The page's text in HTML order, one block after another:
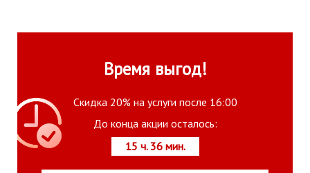
Время выгод!
Скидка 20% на услуги после 16:00
До конца акции осталось:
15 ч. 36 мин.